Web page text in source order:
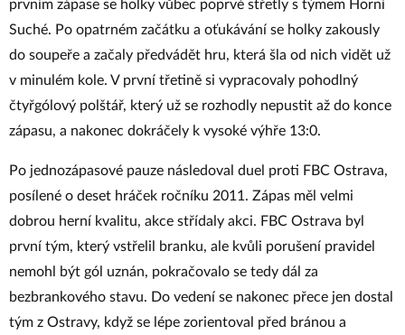
prvním zápase se holky vůbec poprvé střetly s týmem Horní
Suché. Po opatrném začátku a oťukávání se holky zakously
do soupeře a začaly předvádět hru, která šla od nich vidět už
v minulém kole. V první třetině si vypracovaly pohodlný
čtyřgólový polštář, který už se rozhodly nepustit až do konce
zápasu, a nakonec dokráčely k vysoké výhře 13:0.
Po jednozápasové pauze následoval duel proti FBC Ostrava,
posílené o deset hráček ročníku 2011. Zápas měl velmi
dobrou herní kvalitu, akce střídaly akci. FBC Ostrava byl
první tým, který vstřelil branku, ale kvůli porušení pravidel
nemohl být gól uznán, pokračovalo se tedy dál za
bezbrankového stavu. Do vedení se nakonec přece jen dostal
tým z Ostravy, když se lépe zorientoval před bránou a